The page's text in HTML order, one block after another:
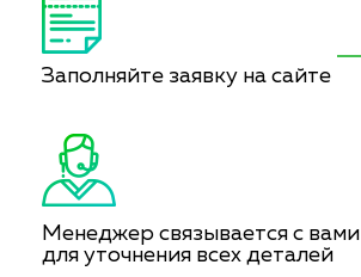
Заполняйте заявку на сайте
Менеджер связывается с вами
для уточнения всех деталей